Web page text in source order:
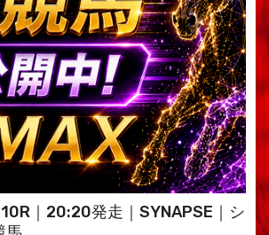
｜20:20発走｜SYNAPSE｜シ